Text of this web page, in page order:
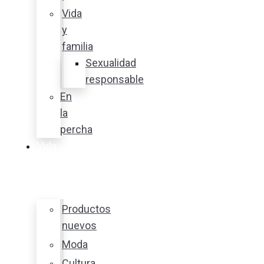
Vida
y
familia
Sexualidad
responsable
En
la
percha
Productos
nuevos
Moda